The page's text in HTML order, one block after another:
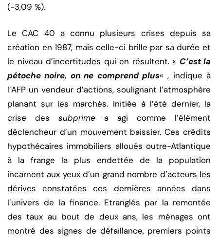
(-3,09 %).
Le CAC 40 a connu plusieurs crises depuis sa
création en 1987, mais celle-ci brille par sa durée et
le niveau d’incertitudes qui en résultent. « C’est la
pétoche noire, on ne comprend plus« , indique à
l’AFP un vendeur d’actions, soulignant l’atmosphère
planant sur les marchés. Initiée à l’été dernier, la
crise des subprime a agi comme l’élément
déclencheur d’un mouvement baissier. Ces crédits
hypothécaires immobiliers alloués outre-Atlantique
à la frange la plus endettée de la population
incarnent aux yeux d’un grand nombre d’acteurs les
dérives constatées ces dernières années dans
l’univers de la finance. Etranglés par la remontée
des taux au bout de deux ans, les ménages ont
montré des signes de défaillance, premiers points